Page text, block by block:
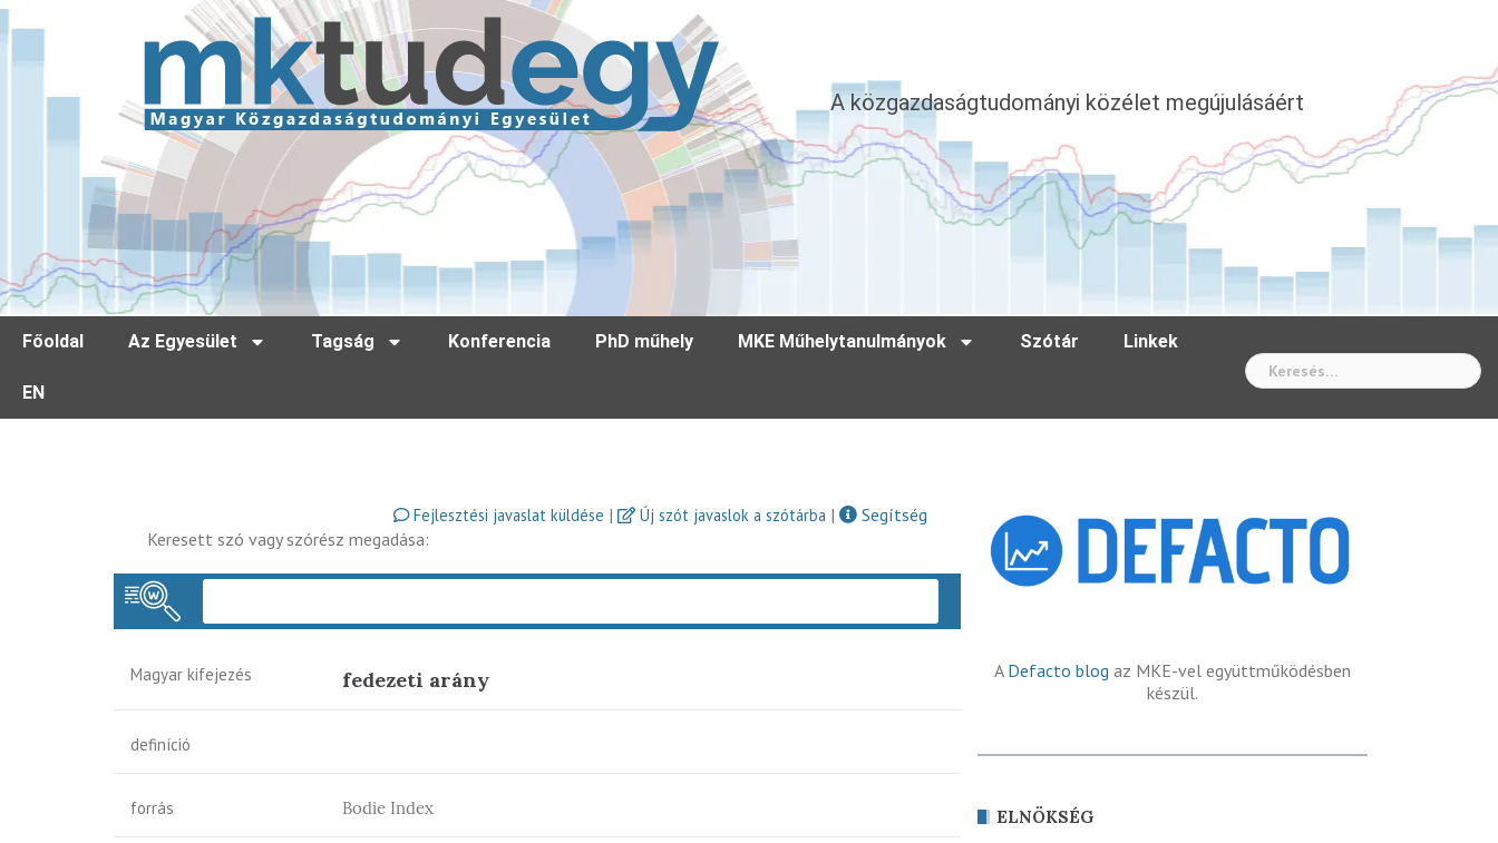
A közgazdaságtudományi közélet megújulásáért
Főoldal Az Egyesület Tagság Konferencia PhD műhely MKE Műhelytanulmányok Szótár Linkek
EN
Fejlesztési javaslat küldése | Új szót javaslok a szótárba |
Segítség
Keresett szó vagy szórész megadása:
Magyar kifejezés fedezeti arány
definíció
forrás Bodie Index
A Defacto blog az MKE-vel együttműködésben
készül.
ELNÖKSÉG